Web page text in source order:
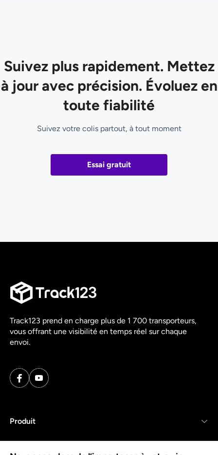
Suivez plus rapidement. Mettez
à jour avec précision. Évoluez en
toute fiabilité
Suivez votre colis partout, à tout moment
Essai gratuit
Track123 prend en charge plus de 1 700 transporteurs,
vous offrant une visibilité en temps réel sur chaque
envoi.
Produit
Ressources